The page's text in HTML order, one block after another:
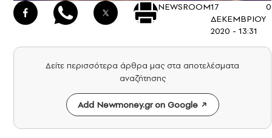
NEWSROOM17
ΔΕΚΕΜΒΡΙΟΥ
2020 - 13:31
0
Δείτε περισσότερα άρθρα μας στα αποτελέσματα
αναζήτησης
Add Newmoney.gr on Google